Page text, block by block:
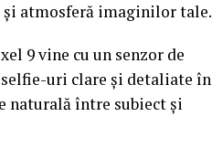
atmosferă imaginilor tale.
9 vine cu un senzor de
uri clare și detaliate în
naturală între subiect și